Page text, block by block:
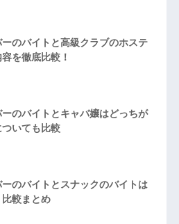
のバイトと高級クラブのホステ
を徹底比較！
のバイトとキャバ嬢はどっちが
いても比較
のバイトとスナックのバイトは
比較まとめ